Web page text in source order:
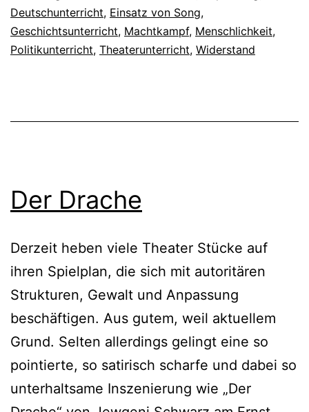
Deutschunterricht, Einsatz von Song,
Geschichtsunterricht, Machtkampf, Menschlichkeit,
Politikunterricht, Theaterunterricht, Widerstand
Der Drache
Derzeit heben viele Theater Stücke auf
ihren Spielplan, die sich mit autoritären
Strukturen, Gewalt und Anpassung
beschäftigen. Aus gutem, weil aktuellem
Grund. Selten allerdings gelingt eine so
pointierte, so satirisch scharfe und dabei so
unterhaltsame Inszenierung wie „Der